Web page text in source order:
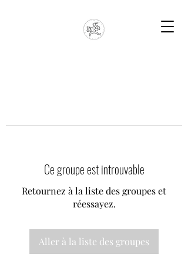
Ce groupe est introuvable
Retournez à la liste des groupes et
réessayez.
Aller à la liste des groupes